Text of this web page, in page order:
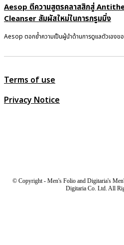
Aesop ตีความสูตรคลาสสิกสู่
Cleanser สัมผัสใหม่ในการกรูมมิ่ง
Aesop ตอกย้ำความเป็นผู้นำด้านการดูแลตัวเองข
Terms of use
Privacy Notice
© Copyright - Men's Folio and Digitaria's
Digitaria Co. Ltd. All